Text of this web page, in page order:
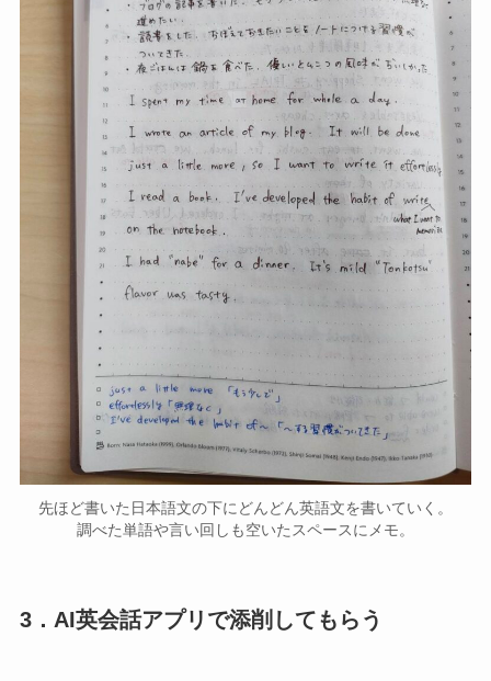
先ほど書いた日本語文の下にどんどん英語文を書いていく。
調べた単語や言い回しも空いたスペースにメモ。
3．AI英会話アプリで添削してもらう